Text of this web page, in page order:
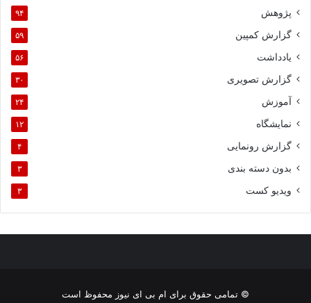
پژوهش ۹۴
گزارش کمپین ۵۹
یادداشت ۵۶
گزارش تصویری ۳۰
آموزش ۲۴
نمایشگاه ۱۲
گزارش رونمایی ۴
بدون دسته بندی ۳
ویدیو کست ۳
© تمامی حقوق برای ام بی ای نیوز محفوظ است